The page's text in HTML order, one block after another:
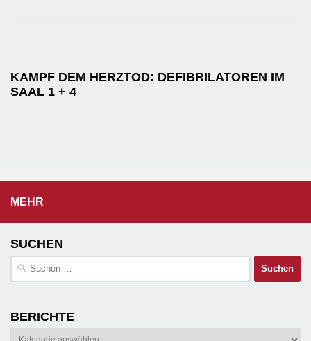
KAMPF DEM HERZTOD: DEFIBRILATOREN IM
SAAL 1 + 4
MEHR
SUCHEN
Suchen
BERICHTE
Berichte